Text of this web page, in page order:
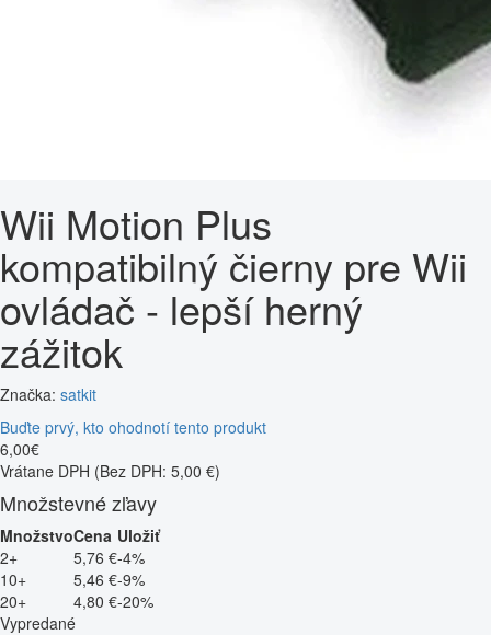
Wii Motion Plus
kompatibilný čierny pre Wii
ovládač - lepší herný
zážitok
Značka: satkit
Buďte prvý, kto ohodnotí tento produkt
6,00€
Vrátane DPH (Bez DPH: 5,00 €)
Množstevné zľavy
MnožstvoCena Uložiť
2+
5,76 €-4%
10+
5,46 €-9%
20+
4,80 €-20%
Vypredané